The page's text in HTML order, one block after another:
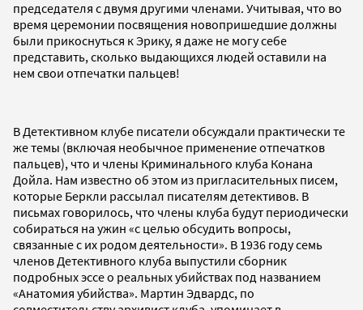
председателя с двумя другими членами. Учитывая, что во
время церемонии посвящения новопришедшие должны
были прикоснуться к Эрику, я даже не могу себе
представить, сколько выдающихся людей оставили на
нем свои отпечатки пальцев!
В Детективном клубе писатели обсуждали практически те
же темы (включая необычное применение отпечатков
пальцев), что и члены Криминального клуба Конана
Дойла. Нам известно об этом из пригласительных писем,
которые Беркли рассылал писателям детективов. В
письмах говорилось, что члены клуба будут периодически
собираться на ужин «с целью обсудить вопросы,
связанные с их родом деятельности». В 1936 году семь
членов Детективного клуба выпустили сборник
подробных эссе о реальных убийствах под названием
«Анатомия убийства». Мартин Эдвардс, по